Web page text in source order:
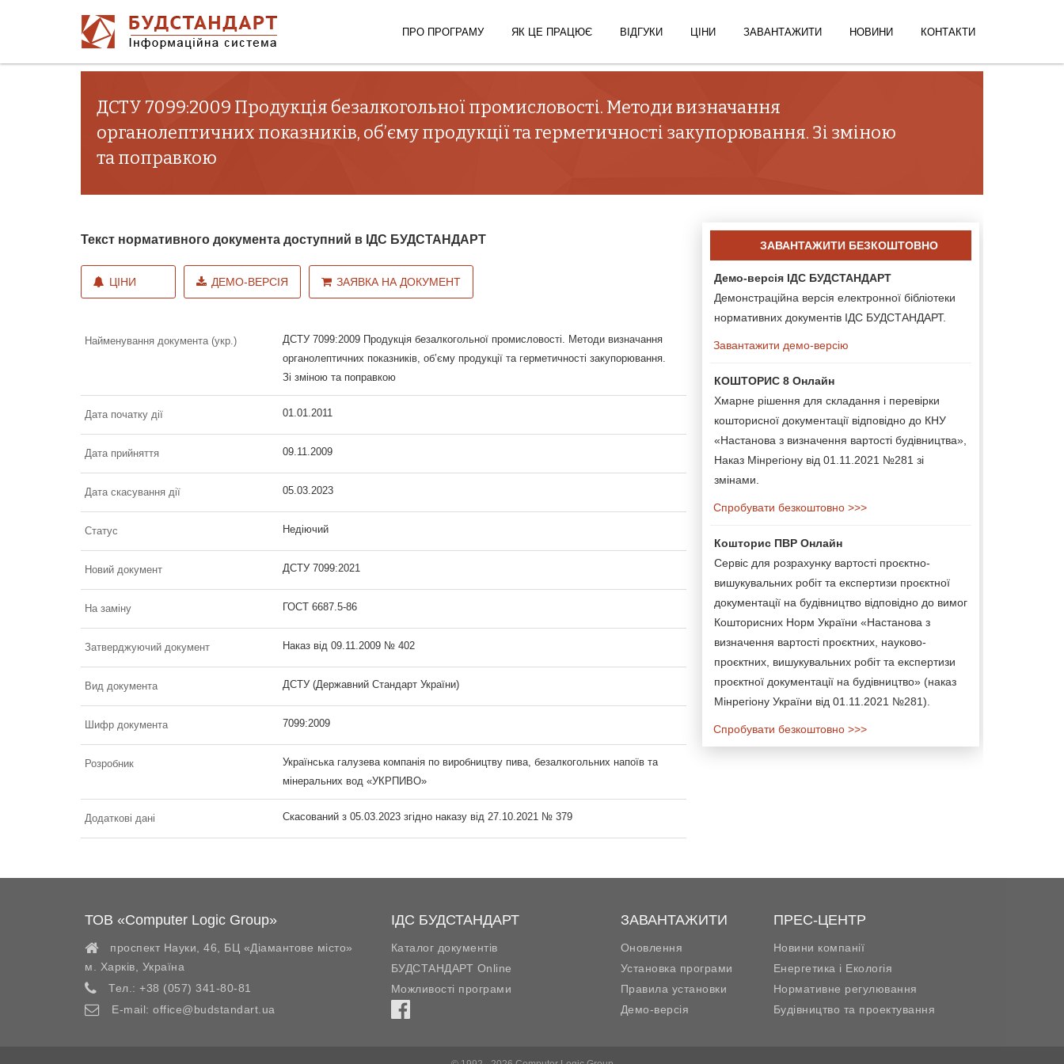
ПРО ПРОГРАМУ ЯК ЦЕ ПРАЦЮЄ ВІДГУКИ ЦІНИ ЗАВАНТАЖИТИ НОВИНИ КОНТАКТИ
ДСТУ 7099:2009 Продукція безалкогольної промисловості. Методи визначання
органолептичних показників, об’єму продукції та герметичності закупорювання. Зі зміною
та поправкою
Текст нормативного документа доступний в ІДС БУДСТАНДАРТ
ЦІНИ ДЕМО-ВЕРСІЯ ЗАЯВКА НА ДОКУМЕНТ
Найменування документа (укр.)
ДСТУ 7099:2009 Продукція безалкогольної промисловості. Методи визначання
органолептичних показників, об’єму продукції та герметичності закупорювання.
Зі зміною та поправкою
Дата початку дії 01.01.2011
Дата прийняття 09.11.2009
Дата скасування дії 05.03.2023
Статус Недіючий
Новий документ ДСТУ 7099:2021
На заміну ГОСТ 6687.5-86
Затверджуючий документ Наказ від 09.11.2009 № 402
Вид документа ДСТУ (Державний Стандарт України)
Шифр документа 7099:2009
Розробник
Українська галузева компанія по виробництву пива, безалкогольних напоїв та
мінеральних вод «УКРПИВО»
Додаткові дані Скасований з 05.03.2023 згідно наказу від 27.10.2021 № 379
ЗАВАНТАЖИТИ БЕЗКОШТОВНО
Демо-версія ІДС БУДСТАНДАРТ
Демонстраційна версія електронної бібліотеки
нормативних документів ІДС БУДСТАНДАРТ.
Завантажити демо-версію
КОШТОРИС 8 Онлайн
Хмарне рішення для складання і перевірки
кошторисної документації відповідно до КНУ
«Настанова з визначення вартості будівництва»,
Наказ Мінрегіону від 01.11.2021 №281 зі
змінами.
Спробувати безкоштовно >>>
Кошторис ПВР Онлайн
Сервіс для розрахунку вартості проєктно-
вишукувальних робіт та експертизи проєктної
документації на будівництво відповідно до вимог
Кошторисних Норм України «Настанова з
визначення вартості проєктних, науково-
проєктних, вишукувальних робіт та експертизи
проєктної документації на будівництво» (наказ
Мінрегіону України від 01.11.2021 №281).
Спробувати безкоштовно >>>
ТОВ «Computer Logic Group»
проспект Науки, 46, БЦ «Діамантове місто»
м. Харків
Україна
Тел.: +38 (057) 341-80-81
E-mail: office@budstandart.ua
ІДС БУДСТАНДАРТ
Каталог документів
БУДСТАНДАРТ Online
Можливості програми
ЗАВАНТАЖИТИ
Оновлення
Установка програми
Правила установки
Демо-версія
ПРЕС-ЦЕНТР
Новини компанії
Енергетика і Екологія
Нормативне регулювання
Будівництво та проектування